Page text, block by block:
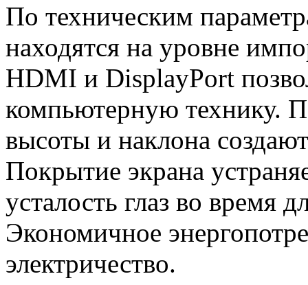
По техническим
находятся на уровне
HDMI и DisplayPort
компьютерную технику.
высоты и наклона
Покрытие экрана
усталость глаз во время
Экономичное
электричество.